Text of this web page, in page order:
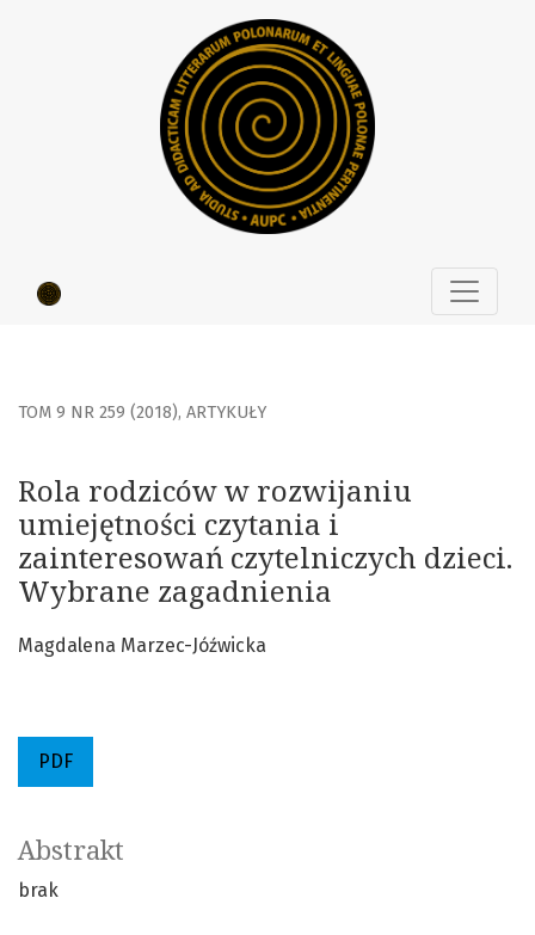
TOM 9 NR 259 (2018), ARTYKUŁY
Rola rodziców w rozwijaniu
umiejętności czytania i
zainteresowań czytelniczych dzieci.
Wybrane zagadnienia
Magdalena Marzec-Jóźwicka
PDF
Abstrakt
brak